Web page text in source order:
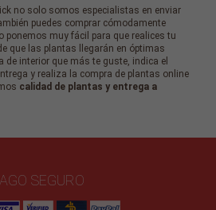
no solo somos especialistas en enviar
puedes comprar cómodamente
ponemos muy fácil para que realices tu
que las plantas llegarán en óptimas
de interior que más te guste, indica el
y realiza la compra de plantas online
calidad de plantas y entrega a
SEGURO